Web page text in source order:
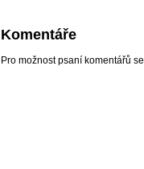
Komentáře
Pro možnost psaní komentářů se